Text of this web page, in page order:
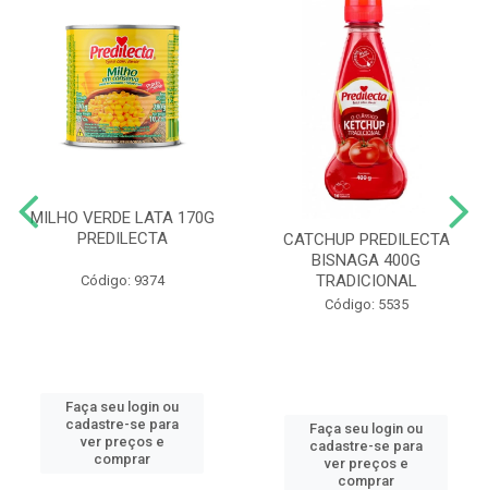
MILHO VERDE LATA 170G
PREDILECTA
Código: 9374
Faça seu login ou
cadastre-se para
ver preços e
comprar
CATCHUP PREDILECTA
BISNAGA 400G
TRADICIONAL
Código: 5535
Faça seu login ou
cadastre-se para
ver preços e
comprar